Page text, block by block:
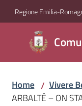
Vai al contenuto
Vai alla navigazione
Vai al footer
Regione Emilia-
Comune di
Amministrazione
Home / Vivere
ARBALTÉ – ON